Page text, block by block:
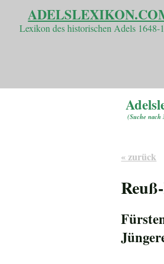
Lexikon des historischen Adels 1648-
(Suche nach
« zurück